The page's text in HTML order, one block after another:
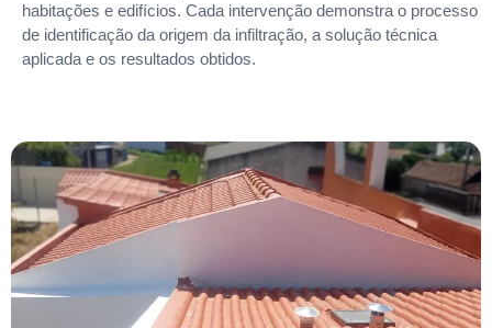
habitações e edifícios. Cada intervenção demonstra o processo
de identificação da origem da infiltração, a solução técnica
aplicada e os resultados obtidos.